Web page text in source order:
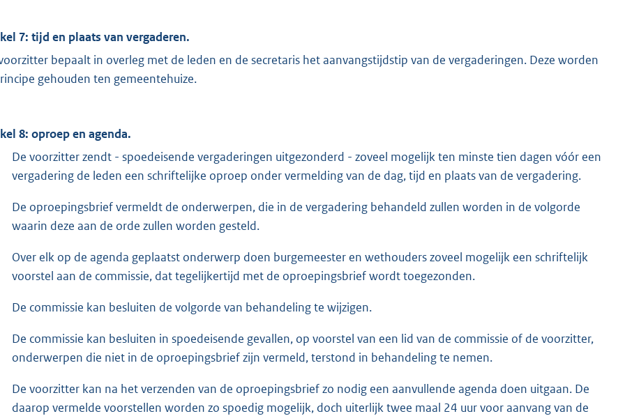
7: tijd en plaats van vergaderen.
bepaalt in overleg met de leden en de secretaris het aanvangstijdstip van de vergaderingen. Deze worden
gehouden ten gemeentehuize.
8: oproep en agenda.
De voorzitter zendt - spoedeisende vergaderingen uitgezonderd - zoveel mogelijk ten minste tien dagen vóór een
vergadering de leden een schriftelijke oproep onder vermelding van de dag, tijd en plaats van de vergadering.
De oproepingsbrief vermeldt de onderwerpen, die in de vergadering behandeld zullen worden in de volgorde
waarin deze aan de orde zullen worden gesteld.
Over elk op de agenda geplaatst onderwerp doen burgemeester en wethouders zoveel mogelijk een schriftelijk
voorstel aan de commissie, dat tegelijkertijd met de oproepingsbrief wordt toegezonden.
De commissie kan besluiten de volgorde van behandeling te wijzigen.
De commissie kan besluiten in spoedeisende gevallen, op voorstel van een lid van de commissie of de voorzitter,
onderwerpen die niet in de oproepingsbrief zijn vermeld, terstond in behandeling te nemen.
De voorzitter kan na het verzenden van de oproepingsbrief zo nodig een aanvullende agenda doen uitgaan. De
daarop vermelde voorstellen worden zo spoedig mogelijk, doch uiterlijk twee maal 24 uur voor aanvang van de